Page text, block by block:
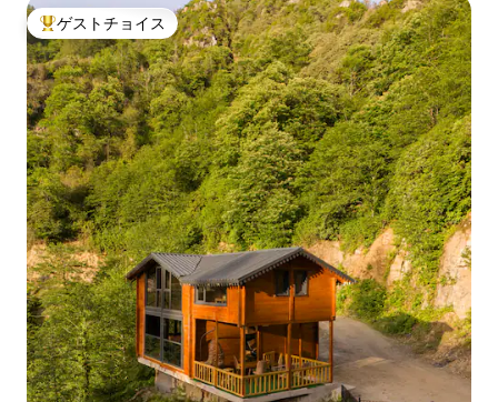
大好評のゲストチョイスです。
ゲストチョイス